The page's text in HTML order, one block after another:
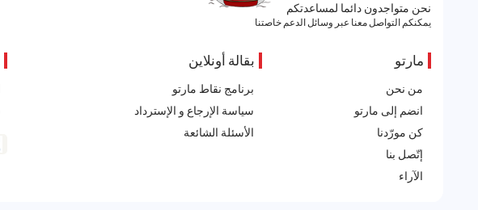
نحن متواجدون دائما لمساعدتكم
يمكنكم التواصل معنا عبر وسائل الدعم خاصتنا
مارتو
من نحن
انضم إلى مارتو
كن مورّدنا
إتّصل بنا
الآراء
بقالة أونلاين
برنامج نقاط مارتو
سياسة الإرجاع و الإسترداد
الأسئلة الشائعة